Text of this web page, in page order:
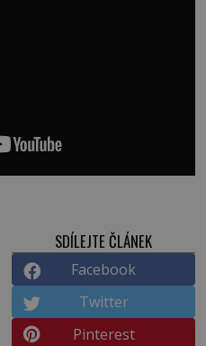
SDÍLEJTE ČLÁNEK
Facebook
Twitter
Pinterest